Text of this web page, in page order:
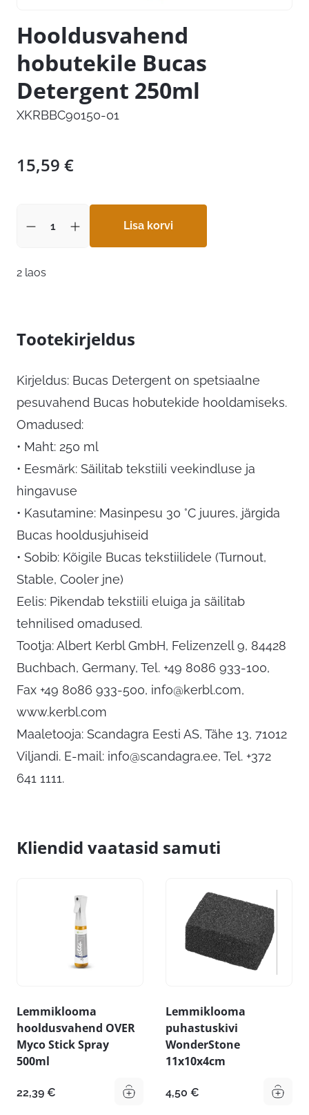
Hooldusvahend
hobutekile Bucas
Detergent 250ml
XKRBBC90150-01
15,59 €
Lisa korvi
2 laos
Tootekirjeldus
Kirjeldus: Bucas Detergent on spetsiaalne
pesuvahend Bucas hobutekide hooldamiseks.
Omadused:
• Maht: 250 ml
• Eesmärk: Säilitab tekstiili veekindluse ja
hingavuse
• Kasutamine: Masinpesu 30 °C juures, järgida
Bucas hooldusjuhiseid
• Sobib: Kõigile Bucas tekstiilidele (Turnout,
Stable, Cooler jne)
Eelis: Pikendab tekstiili eluiga ja säilitab
tehnilised omadused.
Tootja: Albert Kerbl GmbH, Felizenzell 9, 84428
Buchbach, Germany, Tel. +49 8086 933-100,
Fax +49 8086 933-500, info@kerbl.com,
www.kerbl.com
Maaletooja: Scandagra Eesti AS, Tähe 13, 71012
Viljandi. E-mail: info@scandagra.ee, Tel. +372
641 1111.
Kliendid vaatasid samuti
Lemmiklooma
hooldusvahend OVER
Myco Stick Spray
500ml
22,39 €
Lemmiklooma
puhastuskivi
WonderStone
11x10x4cm
4,50 €